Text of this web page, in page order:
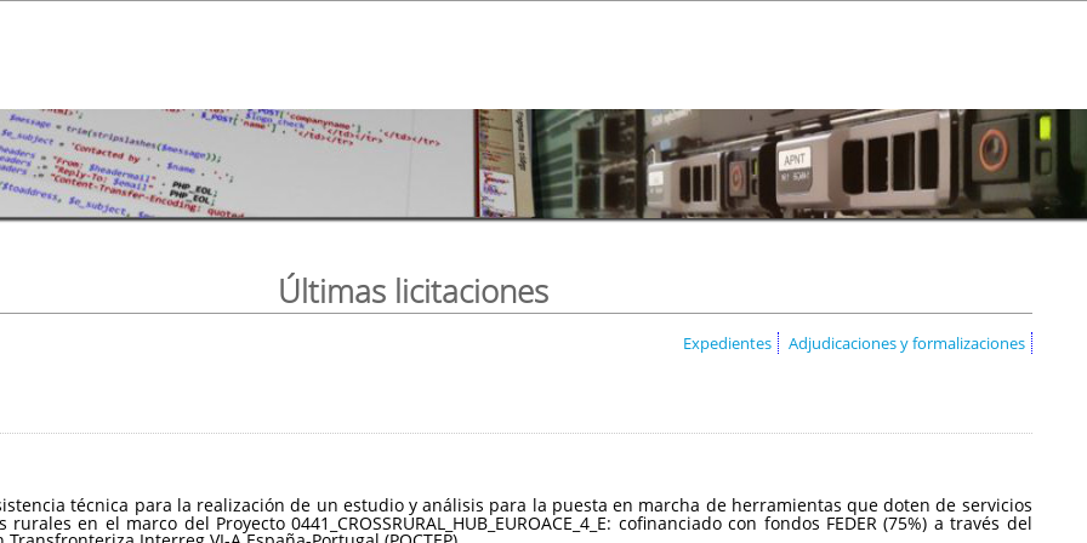
Últimas licitaciones
Expedientes Adjudicaciones y formalizaciones
técnica para la realización de un estudio y análisis para la puesta en marcha de herramientas que doten de servicios
en el marco del Proyecto 0441_CROSSRURAL_HUB_EUROACE_4_E: cofinanciado con fondos FEDER (75%) a través del